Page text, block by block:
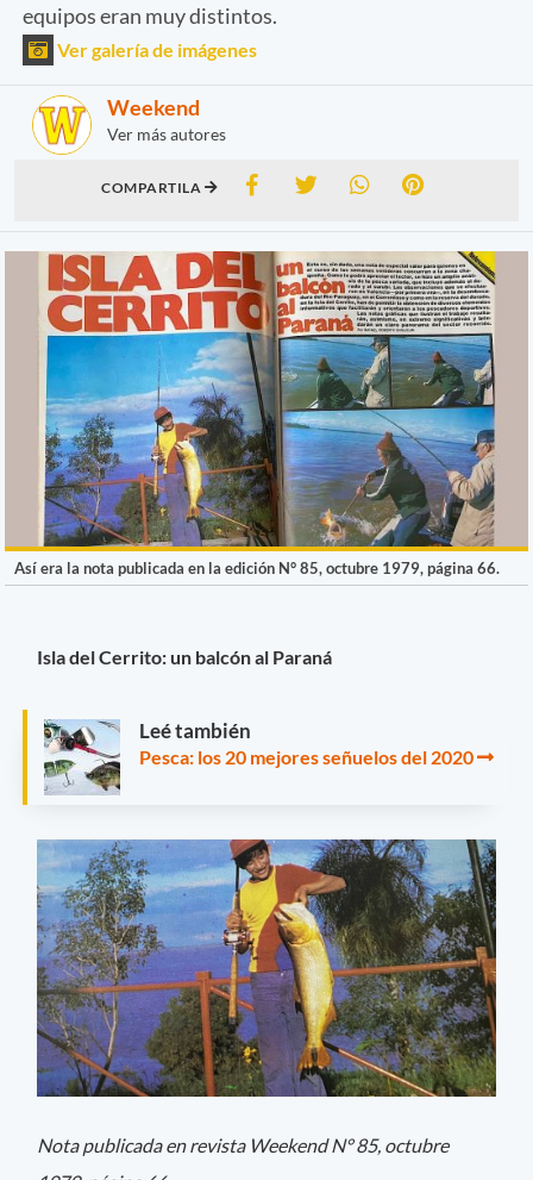
equipos eran muy distintos.
Ver galería de imágenes
Weekend
Ver más autores
COMPARTILA
Así era la nota publicada en la edición N° 85, octubre 1979, página 66.
Isla del Cerrito: un balcón al Paraná
Leé también
Pesca: los 20 mejores señuelos del 2020
Nota publicada en revista Weekend N° 85, octubre